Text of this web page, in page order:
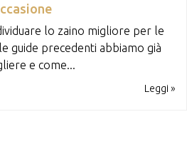
lo zaino migliore per le
guide precedenti abbiamo già
e come...
Leggi »